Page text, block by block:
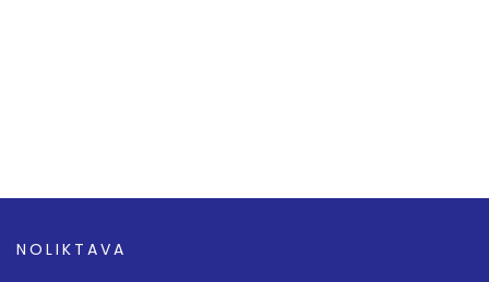
NOLIKTAVA